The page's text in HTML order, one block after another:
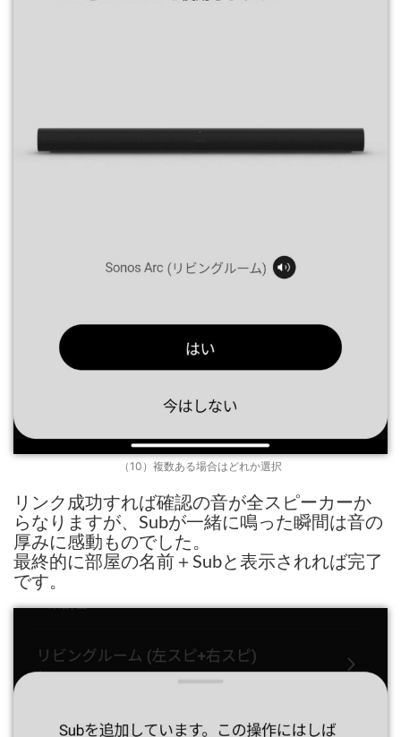
（10）複数ある場合はどれか選択
リンク成功すれば確認の音が全スピーカーか
らなりますが、Subが一緒に鳴った瞬間は音の
厚みに感動ものでした。
最終的に部屋の名前＋Subと表示されれば完了
です。